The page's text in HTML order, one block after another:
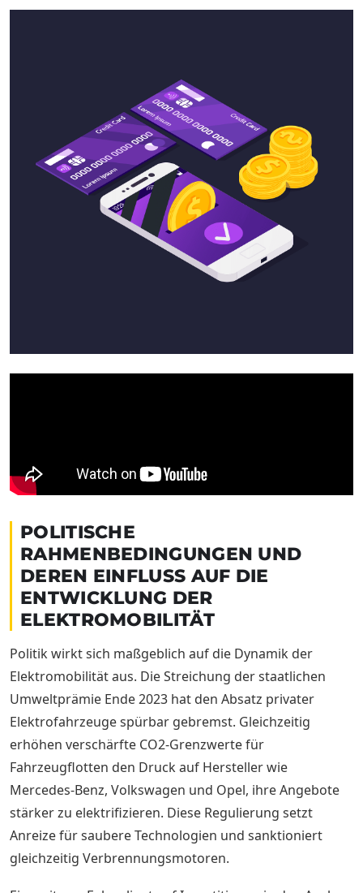
POLITISCHE
RAHMENBEDINGUNGEN UND
DEREN EINFLUSS AUF DIE
ENTWICKLUNG DER
ELEKTROMOBILITÄT
Politik wirkt sich maßgeblich auf die Dynamik der
Elektromobilität aus. Die Streichung der staatlichen
Umweltprämie Ende 2023 hat den Absatz privater
Elektrofahrzeuge spürbar gebremst. Gleichzeitig
erhöhen verschärfte CO2-Grenzwerte für
Fahrzeugflotten den Druck auf Hersteller wie
Mercedes-Benz, Volkswagen und Opel, ihre Angebote
stärker zu elektrifizieren. Diese Regulierung setzt
Anreize für saubere Technologien und sanktioniert
gleichzeitig Verbrennungsmotoren.